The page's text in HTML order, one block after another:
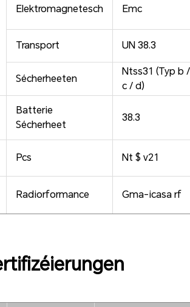
Elektromagnetesch Emc
Transport UN 38.3
Sécherheeten
Ntss31 (Typ b /
c / d)
Batterie
Sécherheet
38.3
Pcs Nt $ v21
Radiorformance Gma-icasa rf